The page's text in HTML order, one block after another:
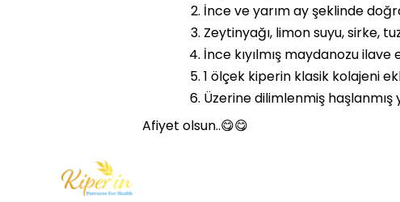
İnce ve yarım ay şeklinde
Zeytinyağı, limon suyu, sirke,
İnce kıyılmış maydanozu ilave
1 ölçek kiperin klasik kolajeni
Üzerine dilimlenmiş
Afiyet olsun..😋😋